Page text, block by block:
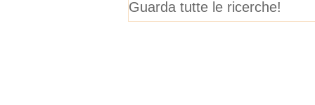
Guarda tutte le ricerche!